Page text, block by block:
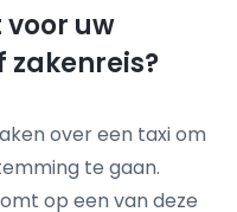
voor uw
over een taxi om
te gaan.
op een van deze